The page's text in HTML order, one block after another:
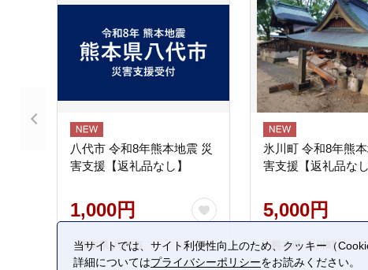
八代市 令和8年熊本地震 災
害支援【返礼品なし】
1,000円
熊本県 八代市
氷川町 令和8年熊
害支援【返礼品なし
5,000円
熊本県 氷川町
当サイトでは、サイト利便性向上のため、クッキー（
詳細についてはプライバシーポリシーをお読みください。